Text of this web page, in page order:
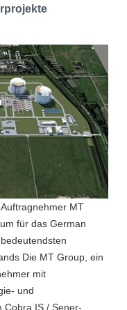
MT
für das German
Die MT Group, ein
mit
und
Cobra IS / Sener-